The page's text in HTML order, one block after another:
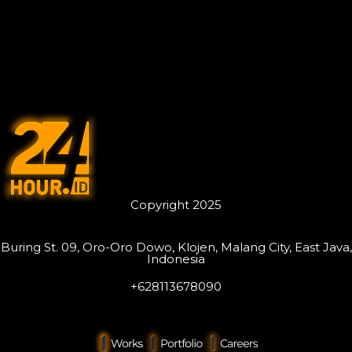
Copyright 2025
Buring St. 09, Oro-Oro Dowo, Klojen, Malang City, East Java,
Indonesia
+628113678090